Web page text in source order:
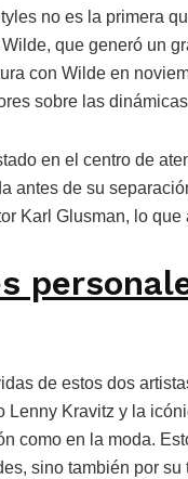
no es la primera
que generó un
con Wilde en
sobre las
en el centro de
antes de su
Karl Glusman, lo
de estos dos
Lenny Kravitz y la
como en la moda.
sino también por